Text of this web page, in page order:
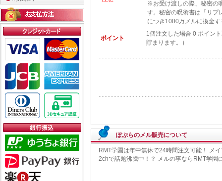
※お受け渡しの際、秘密の
す。秘密の呪術書は「リプ
につき1000万メルに換金
ポイント
1個注文した場合 0 ポイン
貯まります。）
ぽぷらのメル販売について
RMT学園は年中無休で24時間注文可能！ メ
2chで話題沸騰中！？ メルの事ならRMT学園